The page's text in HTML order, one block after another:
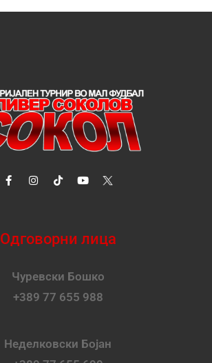
Одговорни лица
Чуревски Бошко
+389 77 655 988
Неделковски Бојан